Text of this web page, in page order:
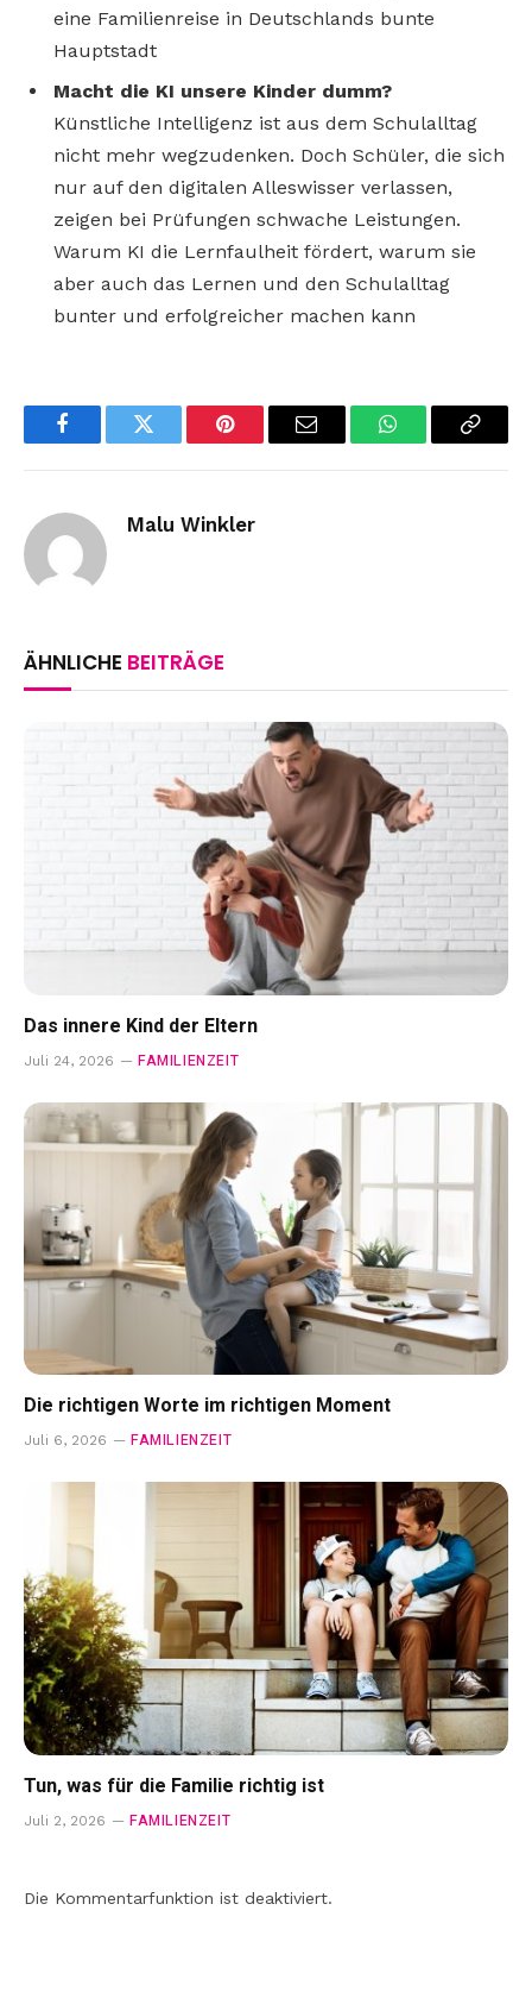
eine Familienreise in Deutschlands bunte
Hauptstadt
Macht die KI unsere Kinder dumm?
Künstliche Intelligenz ist aus dem Schulalltag
nicht mehr wegzudenken. Doch Schüler, die sich
nur auf den digitalen Alleswisser verlassen,
zeigen bei Prüfungen schwache Leistungen.
Warum KI die Lernfaulheit fördert, warum sie
aber auch das Lernen und den Schulalltag
bunter und erfolgreicher machen kann
FacebookTwitter Pinterest Email WhatsAppCopy
Malu Winkler
ÄHNLICHE BEITRÄGE
Das innere Kind der Eltern
Juli 24, 2026 FAMILIENZEIT
Die richtigen Worte im richtigen Moment
Juli 6, 2026 FAMILIENZEIT
Tun, was für die Familie richtig ist
Juli 2, 2026 FAMILIENZEIT
Die Kommentarfunktion ist deaktiviert.